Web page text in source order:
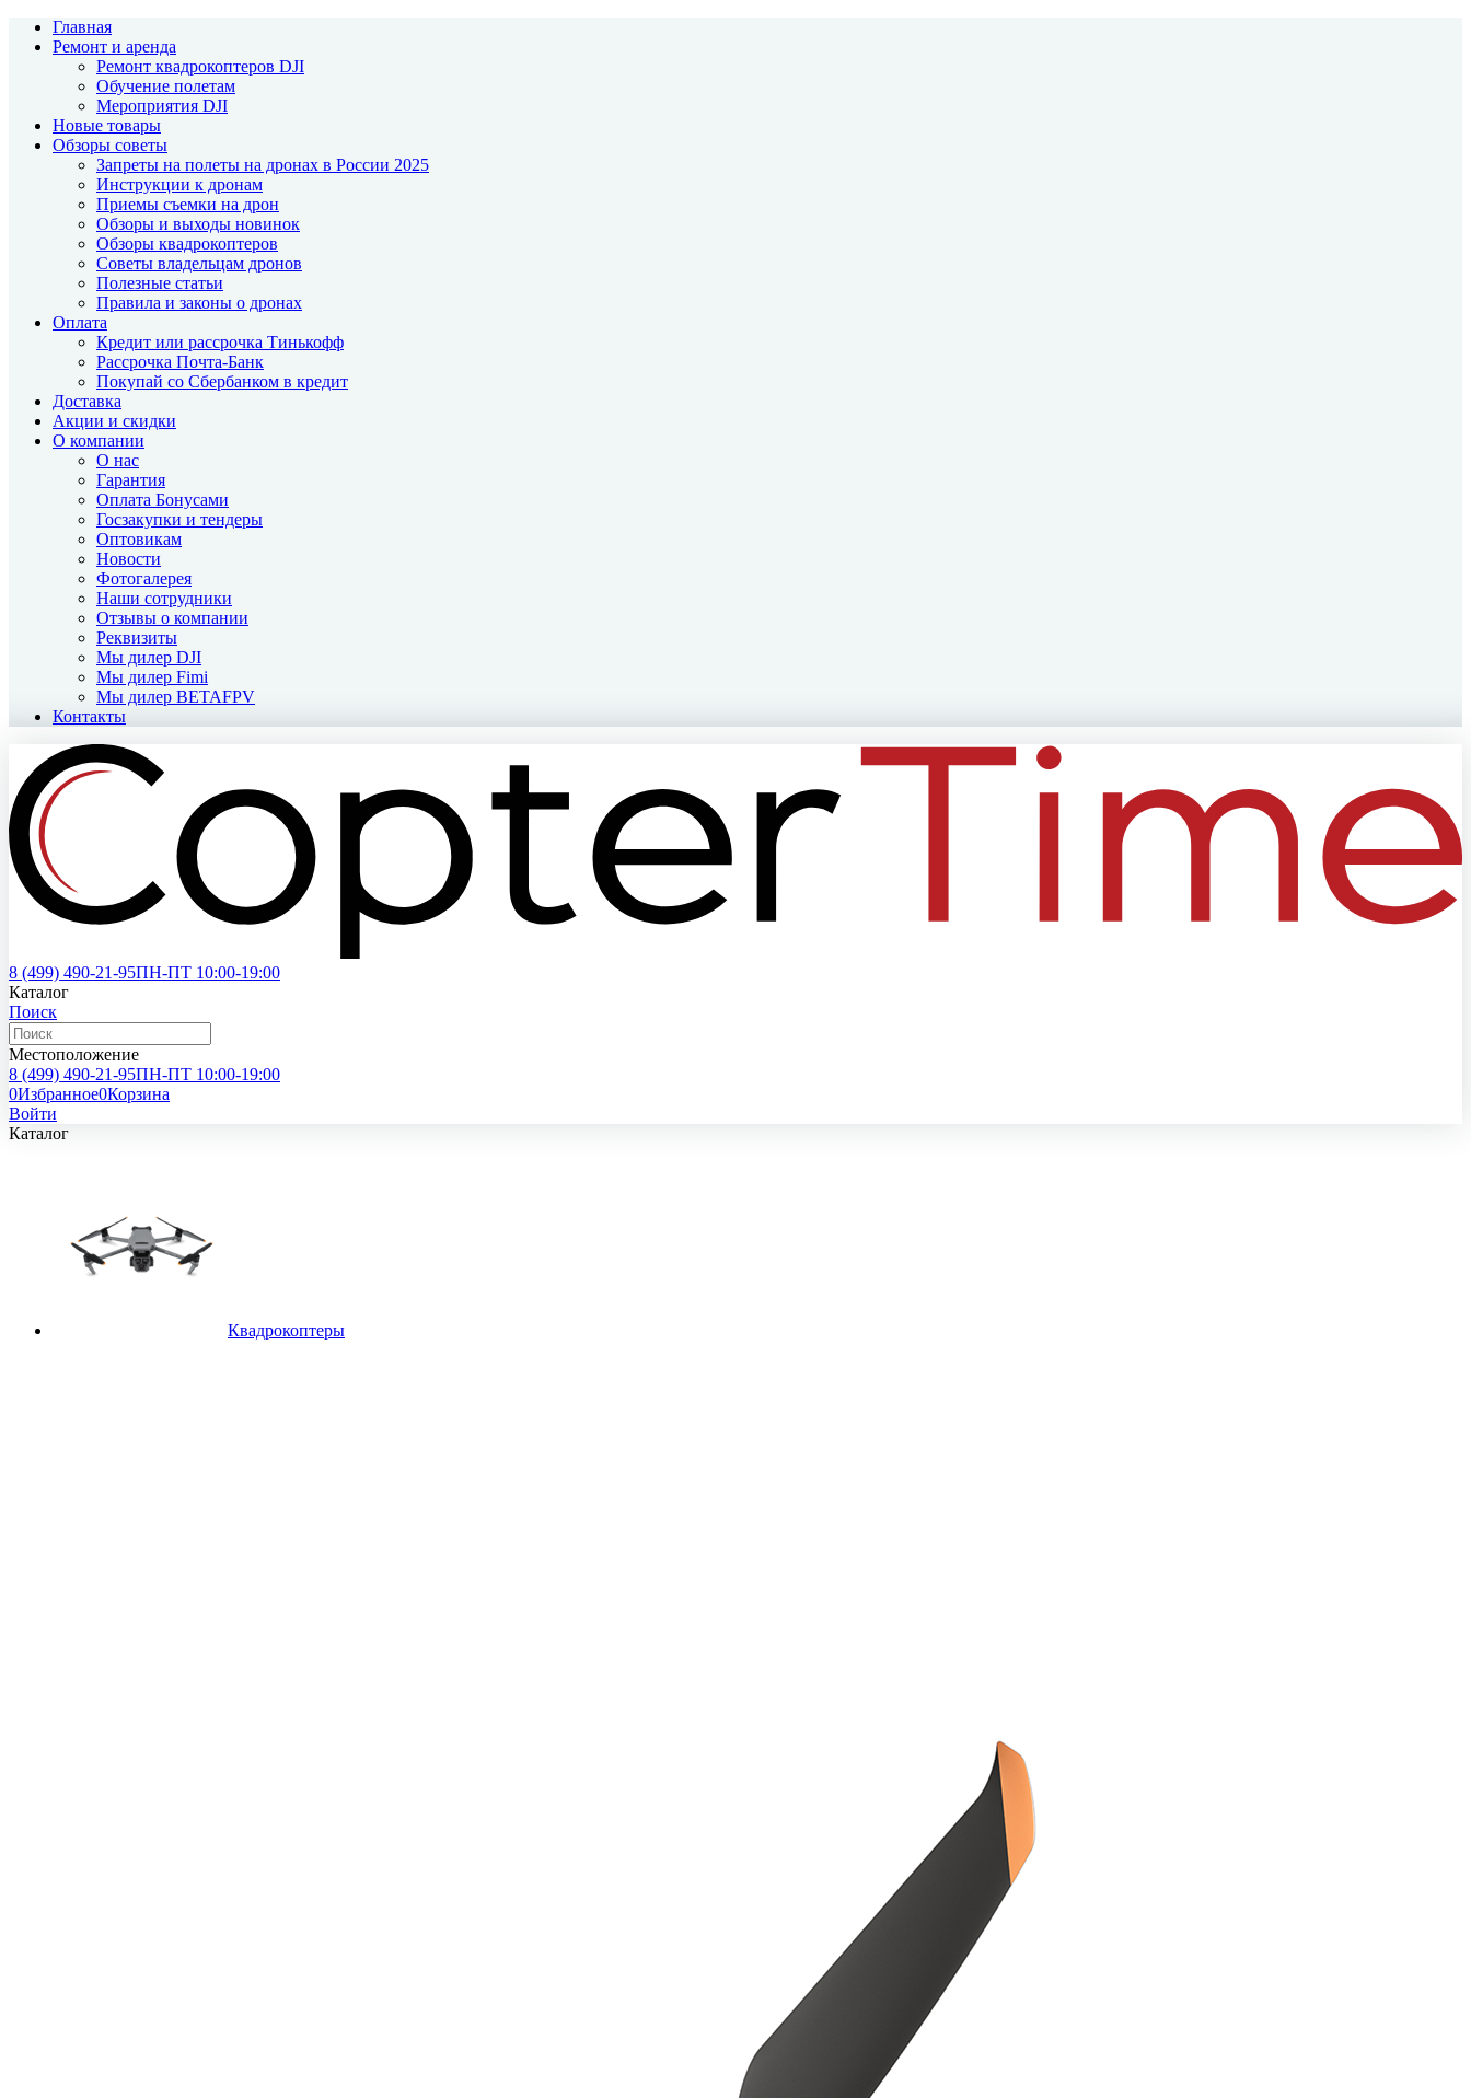
Главная
Ремонт и аренда
Ремонт квадрокоптеров DJI
Обучение полетам
Мероприятия DJI
Новые товары
Обзоры советы
Запреты на полеты на дронах в России 2025
Инструкции к дронам
Приемы съемки на дрон
Обзоры и выходы новинок
Обзоры квадрокоптеров
Советы владельцам дронов
Полезные статьи
Правила и законы о дронах
Оплата
Кредит или рассрочка Тинькофф
Рассрочка Почта-Банк
Покупай со Сбербанком в кредит
Доставка
Акции и скидки
О компании
О нас
Гарантия
Оплата Бонусами
Госзакупки и тендеры
Оптовикам
Новости
Фотогалерея
Наши сотрудники
Отзывы о компании
Реквизиты
Мы дилер DJI
Мы дилер Fimi
Мы дилер BETAFPV
Контакты
8 (499) 490-21-95ПН-ПТ 10:00-19:00
Каталог
Поиск
Местоположение
8 (499) 490-21-95ПН-ПТ 10:00-19:00
0Избранное0Корзина
Войти
Каталог
Квадрокоптеры